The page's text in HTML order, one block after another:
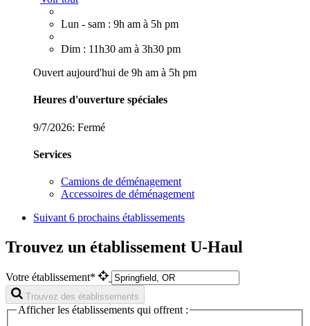
Lun - sam : 9h am à 5h pm
Dim : 11h30 am à 3h30 pm
Ouvert aujourd'hui de 9h am à 5h pm
Heures d'ouverture spéciales
9/7/2026: Fermé
Services
Camions de déménagement
Accessoires de déménagement
Suivant 6 prochains établissements
Trouvez un établissement U-Haul
Votre établissement*
Trouvez des établissements
Afficher les établissements qui offrent :